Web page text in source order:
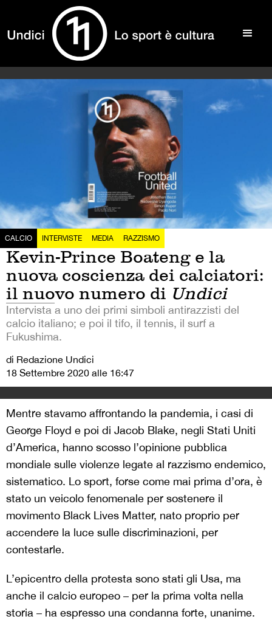
CALCIO INTERVISTE MEDIA RAZZISMO
Kevin-Prince Boateng e la
nuova coscienza dei calciatori:
il nuovo numero di Undici
Intervista a uno dei primi simboli antirazzisti del
calcio italiano; e poi il tifo, il tennis, il surf a
Fukushima.
di Redazione Undici
18 Settembre 2020 alle 16:47
Mentre stavamo affrontando la pandemia, i casi di
George Floyd e poi di Jacob Blake, negli Stati Uniti
d’America, hanno scosso l’opinione pubblica
mondiale sulle violenze legate al razzismo endemico,
sistematico. Lo sport, forse come mai prima d’ora, è
stato un veicolo fenomenale per sostenere il
movimento Black Lives Matter, nato proprio per
accendere la luce sulle discriminazioni, per
contestarle.
L’epicentro della protesta sono stati gli Usa, ma
anche il calcio europeo – per la prima volta nella
storia – ha espresso una condanna forte, unanime.